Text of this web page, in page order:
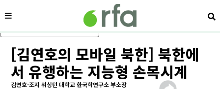
메인 콘텐츠로 건너뛰기
메뉴 검
[김연호의 모바일 북한] 북한에
서 유행하는 지능형 손목시계
김연호-조지 워싱턴 대학교 한국학연구소 부소장